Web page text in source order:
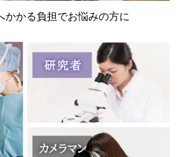
かかる負担でお悩みの方に